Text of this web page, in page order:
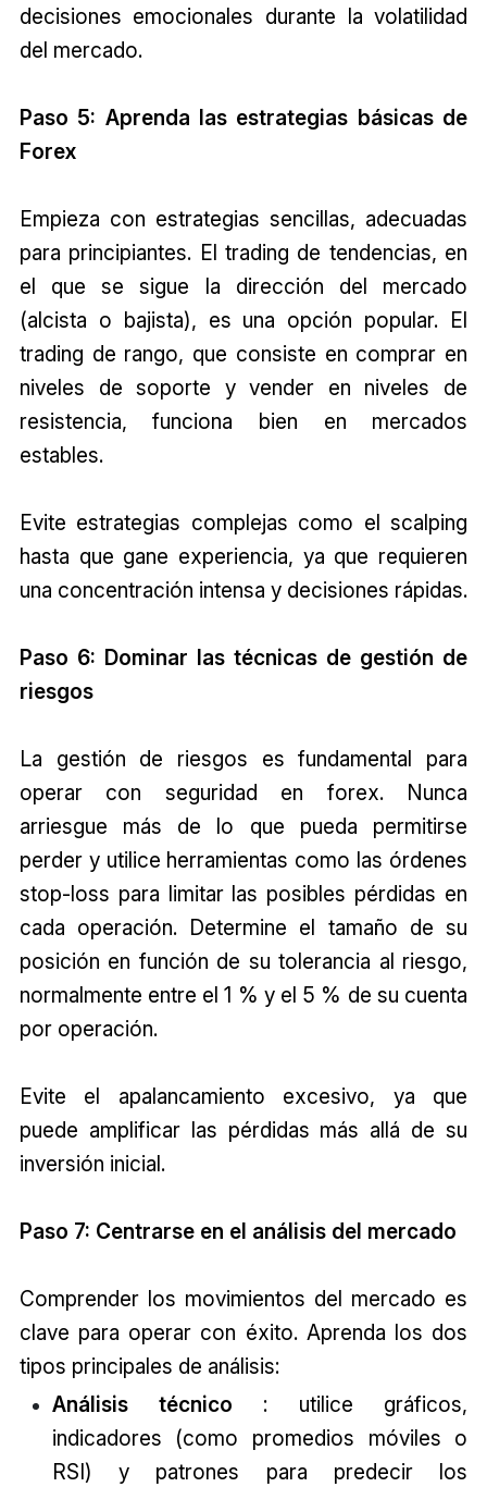
decisiones emocionales durante la volatilidad
del mercado.
Paso 5: Aprenda las estrategias básicas de
Forex
Empieza con estrategias sencillas, adecuadas
para principiantes. El trading de tendencias, en
el que se sigue la dirección del mercado
(alcista o bajista), es una opción popular. El
trading de rango, que consiste en comprar en
niveles de soporte y vender en niveles de
resistencia, funciona bien en mercados
estables.
Evite estrategias complejas como el scalping
hasta que gane experiencia, ya que requieren
una concentración intensa y decisiones rápidas.
Paso 6: Dominar las técnicas de gestión de
riesgos
La gestión de riesgos es fundamental para
operar con seguridad en forex. Nunca
arriesgue más de lo que pueda permitirse
perder y utilice herramientas como las órdenes
stop-loss para limitar las posibles pérdidas en
cada operación. Determine el tamaño de su
posición en función de su tolerancia al riesgo,
normalmente entre el 1 % y el 5 % de su cuenta
por operación.
Evite el apalancamiento excesivo, ya que
puede amplificar las pérdidas más allá de su
inversión inicial.
Paso 7: Centrarse en el análisis del mercado
Comprender los movimientos del mercado es
clave para operar con éxito. Aprenda los dos
tipos principales de análisis:
Análisis técnico : utilice gráficos,
indicadores (como promedios móviles o
RSI) y patrones para predecir los